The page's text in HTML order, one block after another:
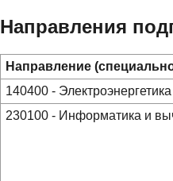
Направления
Направление
140400 -
230100 - Информатика и